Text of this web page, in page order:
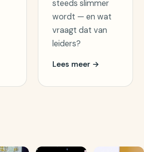
steeds slimmer
wordt — en wat
vraagt dat van
leiders?
Lees meer →